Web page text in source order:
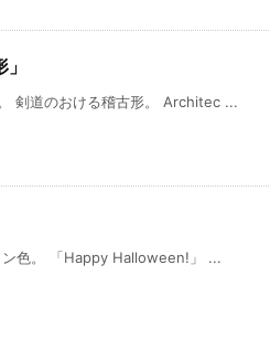
剣道のおける稽古形。 Architec ...
ン色。 「Happy Halloween!」 ...